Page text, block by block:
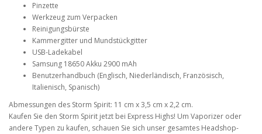
Pinzette
Werkzeug zum Verpacken
Reinigungsbürste
Kammergitter und Mundstückgitter
USB-Ladekabel
Samsung 18650 Akku 2900 mAh
Benutzerhandbuch (Englisch, Niederländisch, Französisch,
Italienisch, Spanisch)
Abmessungen des Storm Spirit: 11 cm x 3,5 cm x 2,2 cm.
Kaufen Sie den Storm Spirit jetzt bei Express Highs! Um Vaporizer oder
andere Typen zu kaufen, schauen Sie sich unser gesamtes Headshop-